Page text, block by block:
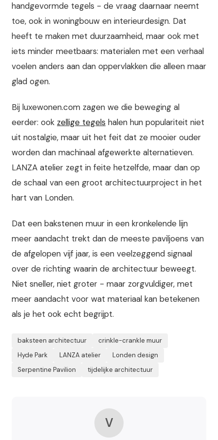
handgevormde tegels - de vraag daarnaar neemt
toe, ook in woningbouw en interieurdesign. Dat
heeft te maken met duurzaamheid, maar ook met
iets minder meetbaars: materialen met een verhaal
voelen anders aan dan oppervlakken die alleen maar
glad ogen.
Bij luxewonen.com zagen we die beweging al
eerder: ook zellige tegels halen hun populariteit niet
uit nostalgie, maar uit het feit dat ze mooier ouder
worden dan machinaal afgewerkte alternatieven.
LANZA atelier zegt in feite hetzelfde, maar dan op
de schaal van een groot architectuurproject in het
hart van Londen.
Dat een bakstenen muur in een kronkelende lijn
meer aandacht trekt dan de meeste paviljoens van
de afgelopen vijf jaar, is een veelzeggend signaal
over de richting waarin de architectuur beweegt.
Niet sneller, niet groter - maar zorgvuldiger, met
meer aandacht voor wat materiaal kan betekenen
als je het ook echt begrijpt.
baksteen architectuur
crinkle-crankle muur
Hyde Park
LANZA atelier
Londen design
Serpentine Pavilion
tijdelijke architectuur
V